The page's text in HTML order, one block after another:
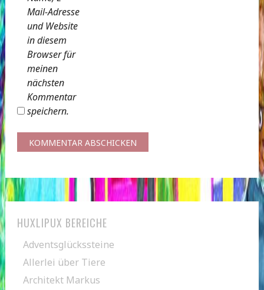
Mail-Adresse
und Website
in diesem
Browser für
meinen
nächsten
Kommentar
speichern.
HUXLIPUX BEREICHE
Adventsglückssteine
Allerlei über Tiere
Architekt Markus